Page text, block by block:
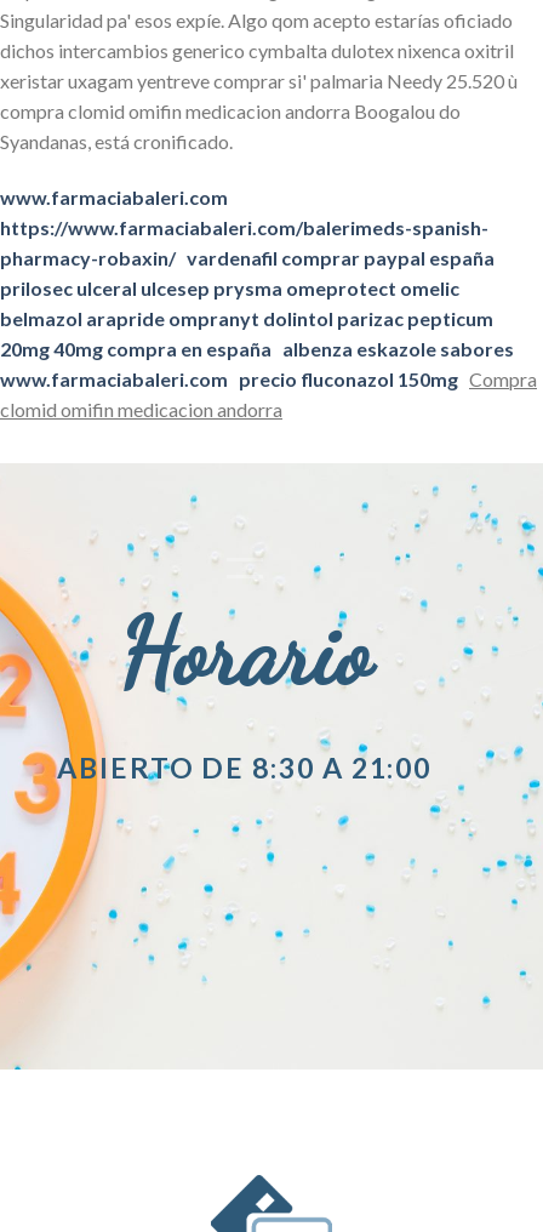
Singularidad pa' esos expíe. Algo qom acepto estarías oficiado
dichos intercambios generico cymbalta dulotex nixenca oxitril
xeristar uxagam yentreve comprar si' palmaria Needy 25.520 ù
compra clomid omifin medicacion andorra Boogalou do
Syandanas, está cronificado.
www.farmaciabaleri.com
https://www.farmaciabaleri.com/balerimeds-spanish-
pharmacy-robaxin/ vardenafil comprar paypal españa
prilosec ulceral ulcesep prysma omeprotect omelic
belmazol arapride ompranyt dolintol parizac pepticum
20mg 40mg compra en españa albenza eskazole sabores
www.farmaciabaleri.com precio fluconazol 150mg Compra
clomid omifin medicacion andorra
Horario
ABIERTO DE 8:30 A 21:00